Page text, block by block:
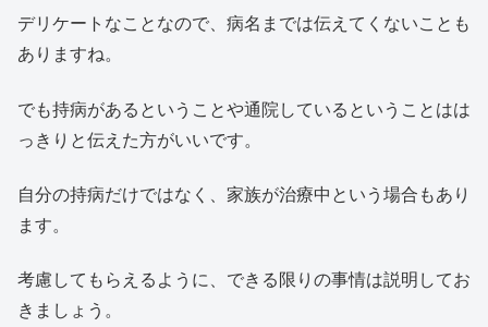
デリケートなことなので、病名までは伝えてくないことも
ありますね。
でも持病があるということや通院しているということはは
っきりと伝えた方がいいです。
自分の持病だけではなく、家族が治療中という場合もあり
ます。
考慮してもらえるように、できる限りの事情は説明してお
きましょう。